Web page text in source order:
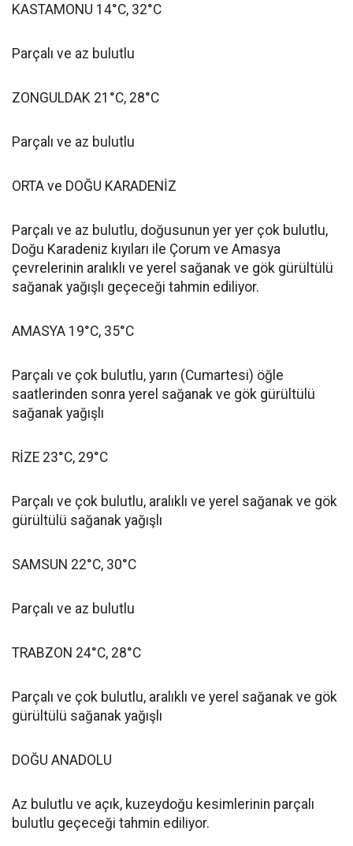
KASTAMONU 14°C, 32°C
Parçalı ve az bulutlu
ZONGULDAK 21°C, 28°C
Parçalı ve az bulutlu
ORTA ve DOĞU KARADENİZ
Parçalı ve az bulutlu, doğusunun yer yer çok bulutlu,
Doğu Karadeniz kıyıları ile Çorum ve Amasya
çevrelerinin aralıklı ve yerel sağanak ve gök gürültülü
sağanak yağışlı geçeceği tahmin ediliyor.
AMASYA 19°C, 35°C
Parçalı ve çok bulutlu, yarın (Cumartesi) öğle
saatlerinden sonra yerel sağanak ve gök gürültülü
sağanak yağışlı
RİZE 23°C, 29°C
Parçalı ve çok bulutlu, aralıklı ve yerel sağanak ve gök
gürültülü sağanak yağışlı
SAMSUN 22°C, 30°C
Parçalı ve az bulutlu
TRABZON 24°C, 28°C
Parçalı ve çok bulutlu, aralıklı ve yerel sağanak ve gök
gürültülü sağanak yağışlı
DOĞU ANADOLU
Az bulutlu ve açık, kuzeydoğu kesimlerinin parçalı
bulutlu geçeceği tahmin ediliyor.